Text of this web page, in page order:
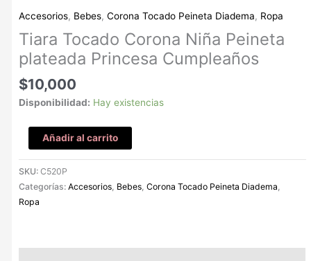
Accesorios, Bebes,Corona Tocado Peineta Diadema, Ropa
Tiara Tocado Corona Niña Peineta
plateada Princesa Cumpleaños
$10,000
Disponibilidad: Hay existencias
Niña
Peineta
plateada
Princesa
Cumpleaños
cantidad
Añadir al carrito
SKU:C520P
Categorías:Accesorios Bebes ,Corona Tocado Peineta Diadema
Ropa